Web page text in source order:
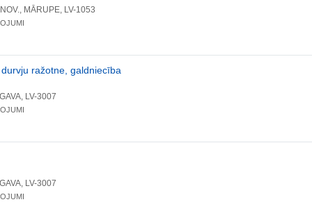
MĀRUPE, LV-1053
ražotne, galdniecība
LV-3007
LV-3007